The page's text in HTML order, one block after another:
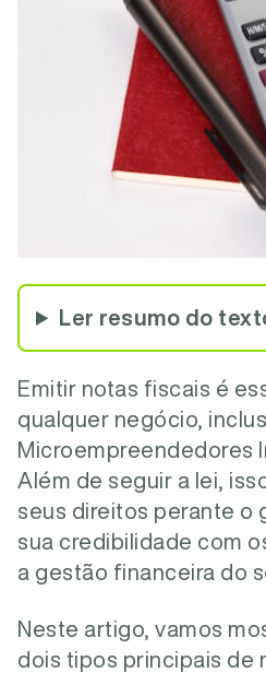
Ler resumo do
Emitir notas fiscais é
qualquer negócio,
Microempreendedores
Além de seguir a lei,
seus direitos perante o
sua credibilidade com
a gestão financeira do
Neste artigo, vamos
dois tipos principais de